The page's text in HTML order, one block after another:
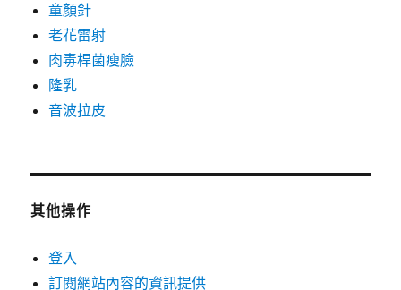
童顏針
老花雷射
肉毒桿菌瘦臉
隆乳
音波拉皮
其他操作
登入
訂閱網站內容的資訊提供